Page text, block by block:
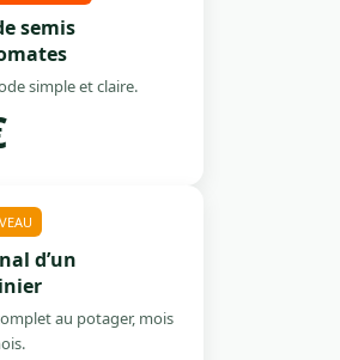
semis
simple et claire.
d’un
au potager, mois